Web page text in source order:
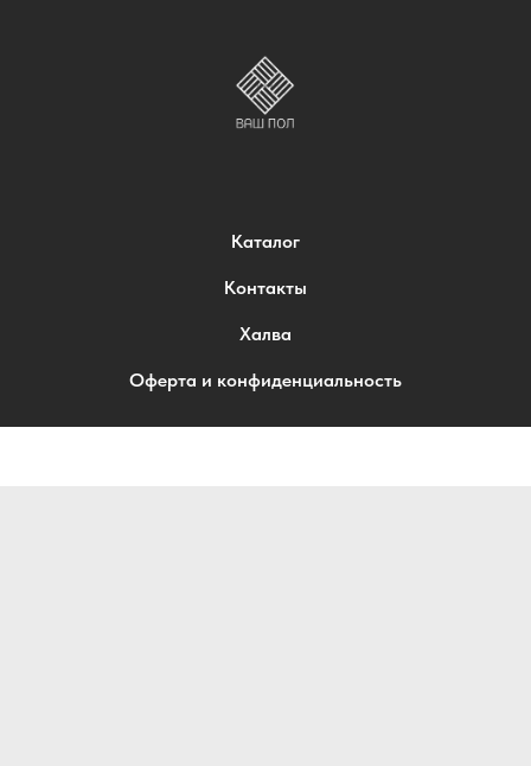
Каталог
Контакты
Халва
Оферта и конфиденциальность